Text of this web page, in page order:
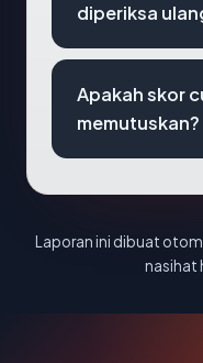
diperiksa
Apakah skor
memutuskan?
Laporan ini dibuat
nasihat